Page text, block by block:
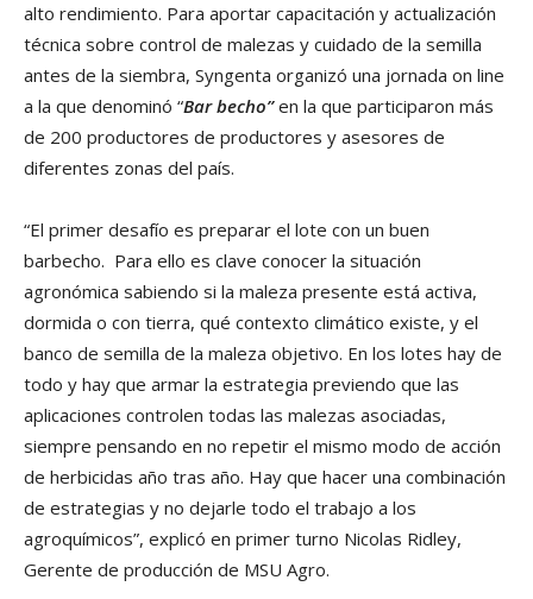
alto rendimiento. Para aportar capacitación y actualización
técnica sobre control de malezas y cuidado de la semilla
antes de la siembra, Syngenta organizó una jornada on line
a la que denominó “Bar becho”en la que participaron más
de 200 productores de productores y asesores de
diferentes zonas del país.
“El primer desafío es preparar el lote con un buen
barbecho. Para ello es clave conocer la situación
agronómica sabiendo si la maleza presente está activa,
dormida o con tierra, qué contexto climático existe, y el
banco de semilla de la maleza objetivo. En los lotes hay de
todo y hay que armar la estrategia previendo que las
aplicaciones controlen todas las malezas asociadas,
siempre pensando en no repetir el mismo modo de acción
de herbicidas año tras año. Hay que hacer una combinación
de estrategias y no dejarle todo el trabajo a los
agroquímicos”, explicó en primer turno Nicolas Ridley,
Gerente de producción de MSU Agro.